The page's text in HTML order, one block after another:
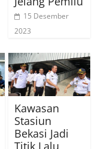
15 Desember
2023
Kawasan
Stasiun
Bekasi Jadi